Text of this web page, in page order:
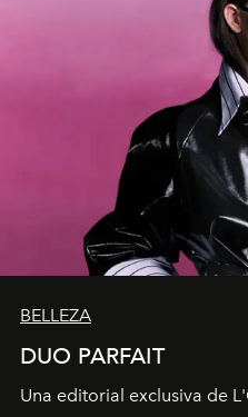
BELLEZA
DUO PARFAIT
Una editorial exclusiva de